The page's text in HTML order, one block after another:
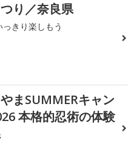
り／奈良県
きり楽しもう
まSUMMERキャン
本格的忍術の体験